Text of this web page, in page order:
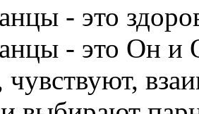
- это
- это Он и
чувствуют,